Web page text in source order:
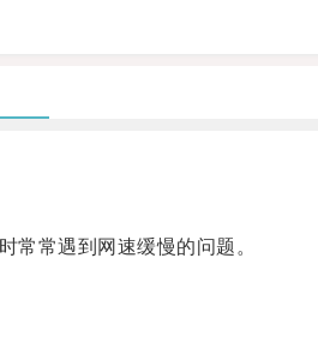
常遇到网速缓慢的问题。